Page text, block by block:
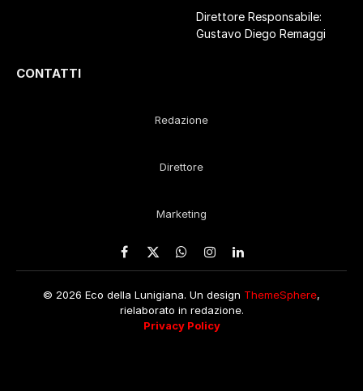
Direttore Responsabile:
Gustavo Diego Remaggi
CONTATTI
Redazione
Direttore
Marketing
Facebook
X
WhatsApp
Instagram
LinkedIn
© 2026 Eco della Lunigiana. Un design ThemeSphere,
rielaborato in redazione.
Privacy Policy